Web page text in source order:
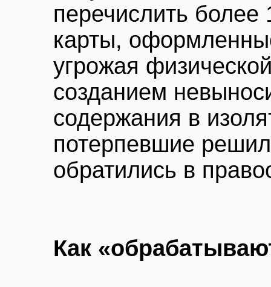
перечислить более
карты,
угрожая
созданием
содержания в
потерпевшие
обратились в
Как